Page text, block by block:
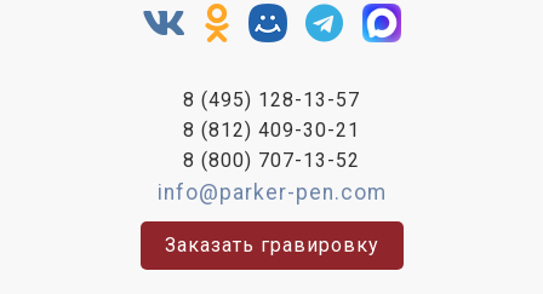
8 (495) 128-13-57
8 (812) 409-30-21
8 (800) 707-13-52
info@parker-pen.com
Заказать гравировку